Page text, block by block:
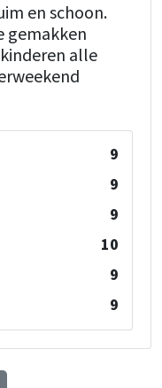
en schoon.
gemakken
alle
9
9
9
10
9
9